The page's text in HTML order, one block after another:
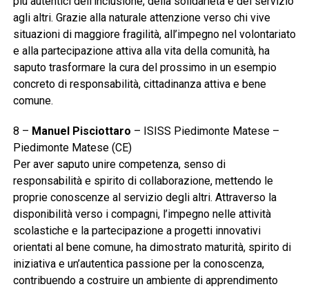
agli altri. Grazie alla naturale attenzione verso chi vive
situazioni di maggiore fragilità, all’impegno nel volontariato
e alla partecipazione attiva alla vita della comunità, ha
saputo trasformare la cura del prossimo in un esempio
concreto di responsabilità, cittadinanza attiva e bene
comune.
8 – Manuel Pisciottaro – ISISS Piedimonte Matese –
Piedimonte Matese (CE)
Per aver saputo unire competenza, senso di
responsabilità e spirito di collaborazione, mettendo le
proprie conoscenze al servizio degli altri. Attraverso la
disponibilità verso i compagni, l’impegno nelle attività
scolastiche e la partecipazione a progetti innovativi
orientati al bene comune, ha dimostrato maturità, spirito di
iniziativa e un’autentica passione per la conoscenza,
contribuendo a costruire un ambiente di apprendimento